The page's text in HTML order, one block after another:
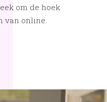
om de hoek
van online.